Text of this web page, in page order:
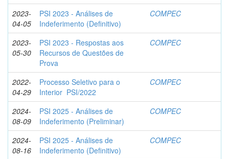
2023-
04-05
PSI 2023 - Análises de
Indeferimento (Definitivo)
COMPEC
2023-
05-30
PSI 2023 - Respostas aos
Recursos de Questões de
Prova
COMPEC
2022-
04-29
Processo Seletivo para o
Interior ­ PSI/2022
COMPEC
2024-
08-09
PSI 2025 - Análises de
Indeferimento (Preliminar)
COMPEC
2024-
08-16
PSI 2025 - Análises de
Indeferimento (Definitivo)
COMPEC